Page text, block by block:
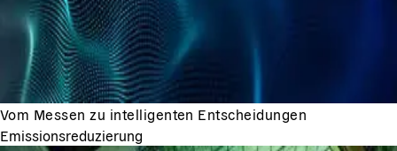
Vom Messen zu intelligenten Entscheidungen
Emissionsreduzierung